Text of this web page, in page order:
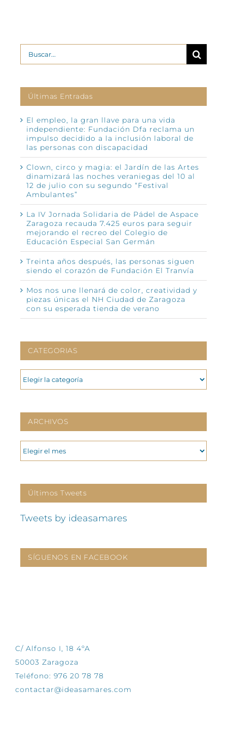
Buscar:
Últimas Entradas
El empleo, la gran llave para una vida
independiente: Fundación Dfa reclama un
impulso decidido a la inclusión laboral de
las personas con discapacidad
Clown, circo y magia: el Jardín de las Artes
dinamizará las noches veraniegas del 10 al
12 de julio con su segundo “Festival
Ambulantes”
La IV Jornada Solidaria de Pádel de Aspace
Zaragoza recauda 7.425 euros para seguir
mejorando el recreo del Colegio de
Educación Especial San Germán
Treinta años después, las personas siguen
siendo el corazón de Fundación El Tranvía
Mos nos une llenará de color, creatividad y
piezas únicas el NH Ciudad de Zaragoza
con su esperada tienda de verano
CATEGORIAS
CATEGORIAS
ARCHIVOS
ARCHIVOS
Últimos Tweets
Tweets by ideasamares
SÍGUENOS EN FACEBOOK
C/ Alfonso I, 18 4ºA
50003 Zaragoza
Teléfono: 976 20 78 78
contactar@ideasamares.com